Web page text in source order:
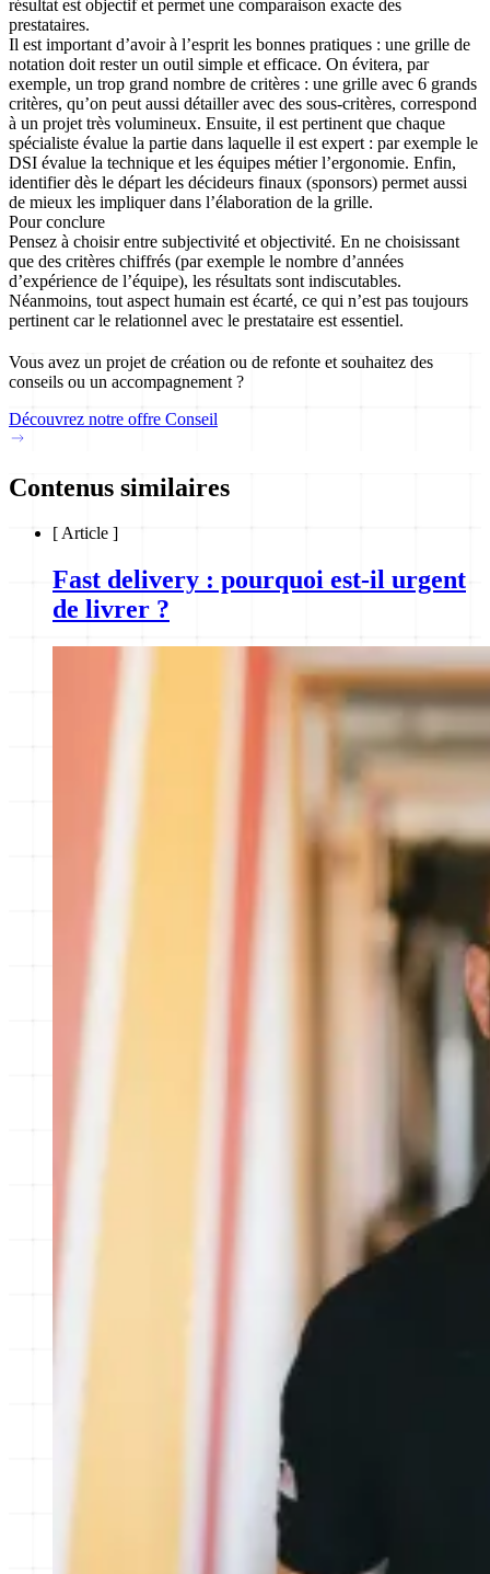
résultat est objectif et permet une comparaison exacte des
prestataires.
Il est important d’avoir à l’esprit les bonnes pratiques : une grille de
notation doit rester un outil simple et efficace. On évitera, par
exemple, un trop grand nombre de critères : une grille avec 6 grands
critères, qu’on peut aussi détailler avec des sous-critères, correspond
à un projet très volumineux. Ensuite, il est pertinent que chaque
spécialiste évalue la partie dans laquelle il est expert : par exemple le
DSI évalue la technique et les équipes métier l’ergonomie. Enfin,
identifier dès le départ les décideurs finaux (sponsors) permet aussi
de mieux les impliquer dans l’élaboration de la grille.
Pour conclure
Pensez à choisir entre subjectivité et objectivité. En ne choisissant
que des critères chiffrés (par exemple le nombre d’années
d’expérience de l’équipe), les résultats sont indiscutables.
Néanmoins, tout aspect humain est écarté, ce qui n’est pas toujours
pertinent car le relationnel avec le prestataire est essentiel.
Vous avez un projet de création ou de refonte et souhaitez des
conseils ou un accompagnement ?
Découvrez notre offre Conseil
Contenus similaires
[Article ]
Fast delivery : pourquoi est-il urgent
de livrer ?